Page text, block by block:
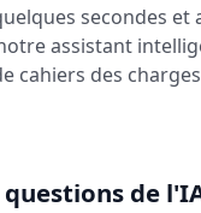
secondes et
assistant
cahiers des
questions de